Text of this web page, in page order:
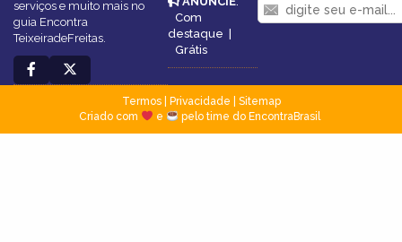
serviços e muito mais no
guia Encontra
TeixeiradeFreitas.
Com
destaque |
Grátis
Termos| Privacidade
Sitemap
Criado com
e pelo time do EncontraBrasil